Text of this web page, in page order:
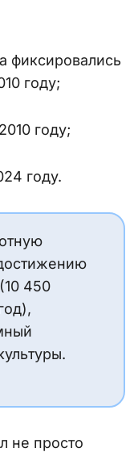
фиксировались
году;
году;
году.
450
не просто